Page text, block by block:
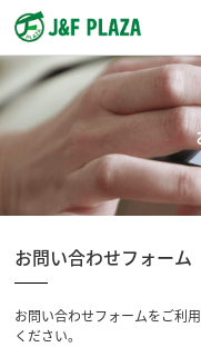
お問い合わせフォーム
お問い合わせフォームをご利
ください。